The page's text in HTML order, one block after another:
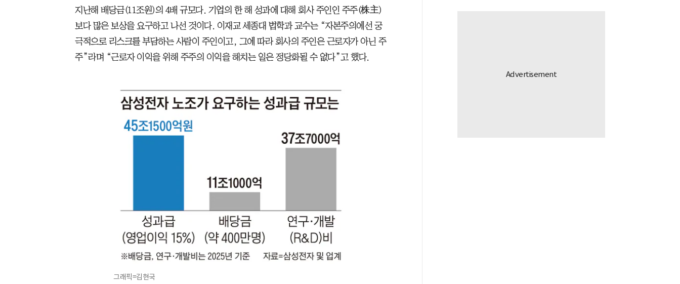
지난해 배당금(11조원)의 4배 규모다. 기업의 한 해 성과에 대해 회사 주인인 주주(株主)
보다 많은 보상을 요구하고 나선 것이다. 이재교 세종대 법학과 교수는 “자본주의에선 궁
극적으로 리스크를 부담하는 사람이 주인이고, 그에 따라 회사의 주인은 근로자가 아닌 주
주”라며 “근로자 이익을 위해 주주의 이익을 해치는 일은 정당화될 수 없다”고 했다.
그래픽=김현국